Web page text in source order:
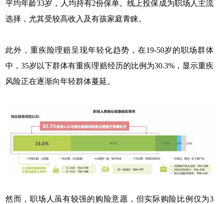
平均年龄33岁，人均持有2份保单。线上投保成为职场人主流
选择，尤其受较高收入及有孩家庭青睐。
此外，重疾险理赔呈现年轻化趋势，在19-50岁的职场群体
中，35岁以下群体有重疾理赔经历的比例为30.3%，显示重疾
风险正在逐渐向年轻群体蔓延。
然而，职场人虽有较强的购险意愿，但实际购险比例仅为3